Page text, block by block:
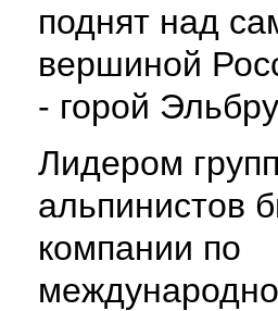
поднят над
вершиной
- горой
Лидером
альпинистов
компании по